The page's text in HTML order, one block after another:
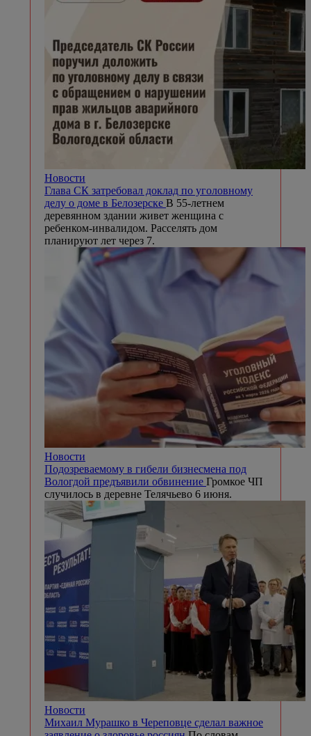
Новости
Глава СК затребовал доклад по уголовному
делу о доме в Белозерске В 55-летнем
деревянном здании живет женщина с
ребенком-инвалидом. Расселять дом
планируют лет через 7.
Новости
Подозреваемому в гибели бизнесмена под
Вологдой предъявили обвинение Громкое ЧП
случилось в деревне Телячьево 6 июня.
Новости
Михаил Мурашко в Череповце сделал важное